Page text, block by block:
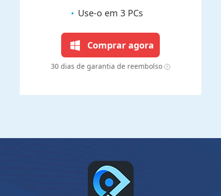
Use-o em 3 PCs
Comprar agora
30 dias de garantia de reembolso